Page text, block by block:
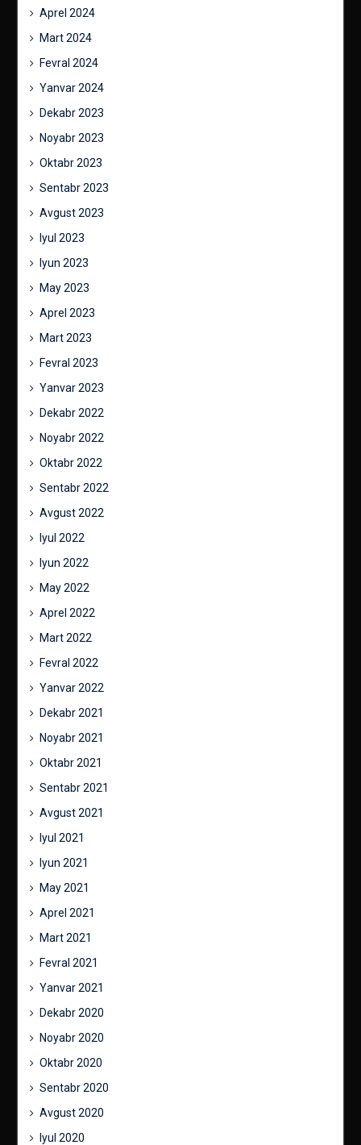
Aprel 2024
Mart 2024
Fevral 2024
Yanvar 2024
Dekabr 2023
Noyabr 2023
Oktabr 2023
Sentabr 2023
Avgust 2023
Iyul 2023
Iyun 2023
May 2023
Aprel 2023
Mart 2023
Fevral 2023
Yanvar 2023
Dekabr 2022
Noyabr 2022
Oktabr 2022
Sentabr 2022
Avgust 2022
Iyul 2022
Iyun 2022
May 2022
Aprel 2022
Mart 2022
Fevral 2022
Yanvar 2022
Dekabr 2021
Noyabr 2021
Oktabr 2021
Sentabr 2021
Avgust 2021
Iyul 2021
Iyun 2021
May 2021
Aprel 2021
Mart 2021
Fevral 2021
Yanvar 2021
Dekabr 2020
Noyabr 2020
Oktabr 2020
Sentabr 2020
Avgust 2020
Iyul 2020